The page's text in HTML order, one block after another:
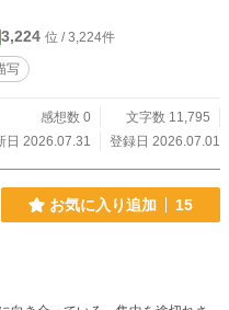
して男の真の名前は…⁉︎ 贖罪と救済
ジー・ヒューマンドラマ。
3,224 位 / 3,224件
写
感想数 0
文字数 11,795
日 2026.07.31
登録日 2026.07.01
お気に入り追加 15